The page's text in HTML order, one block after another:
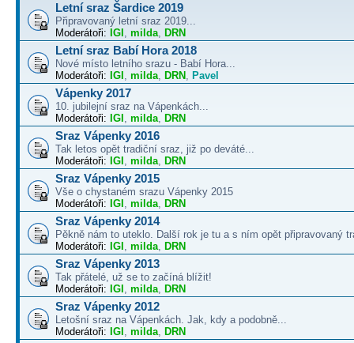
Letní sraz Šardice 2019
Připravovaný letní sraz 2019...
Moderátoři: IGI , milda, DRN
Letní sraz Babí Hora 2018
Nové místo letního srazu - Babí Hora...
Moderátoři: IGI , milda, DRN , Pavel
Vápenky 2017
10. jubilejní sraz na Vápenkách...
Moderátoři: IGI , milda, DRN
Sraz Vápenky 2016
Tak letos opět tradiční sraz, již po deváté...
Moderátoři: IGI , milda, DRN
Sraz Vápenky 2015
Vše o chystaném srazu Vápenky 2015
Moderátoři: IGI , milda, DRN
Sraz Vápenky 2014
Pěkně nám to uteklo. Další rok je tu a s ním opět připravovaný
Moderátoři: IGI , milda, DRN
Sraz Vápenky 2013
Tak přátelé, už se to začíná blížit!
Moderátoři: IGI , milda, DRN
Sraz Vápenky 2012
Letošní sraz na Vápenkách. Jak, kdy a podobně...
Moderátoři: IGI , milda, DRN